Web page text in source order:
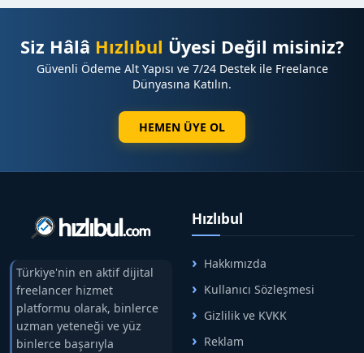
Siz Hâlâ Hızlıbul Üyesi Değil misiniz?
Güvenli Ödeme Alt Yapısı ve 7/24 Destek ile Freelance
Dünyasına Katılın.
HEMEN ÜYE OL
Türkiye'nin en aktif dijital
freelancer hizmet
platformu olarak, binlerce
uzman yeteneği ve yüz
binlerce başarıyla
Hızlıbul
Hakkımızda
Kullanıcı Sözleşmesi
Gizlilik ve KVKK
Reklam